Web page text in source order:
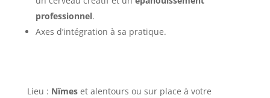
professionnel.
Axes d’intégration à sa pratique.
Lieu : Nîmeset alentours ou sur place à votre